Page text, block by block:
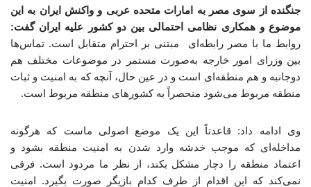
جنگنده از سوی مصر به امارات متحده عربی و واکنش ایران به این
موضوع و همکاری نظامی احتمالی بین دو کشور علیه ایران گفت:
روابط ما با مصر رابطه‌ای مبتنی بر احترام متقابل است. تماس‌ها
بین وزرای امور خارجه به‌صورت مستمر در موضوعات مختلف هم
دوجانبه و هم منطقه‌ای است و در عین حال، آنچه که به امنیت و ثبات
منطقه مربوط می‌شود منحصراً به کشورهای منطقه مربوط است.
وی ادامه داد: قاعدتاً این یک موضع اصولی ماست که هرگونه
مداخله‌ای که موجب خدشه وارد شدن به امنیت منطقه بشود و
اعتماد منطقه را دچار مشکل بکند، از نظر ما مردود است. فرقی
نمی‌کند که این اقدام از طرف کدام بازیگر صورت بگیرد. امنیت